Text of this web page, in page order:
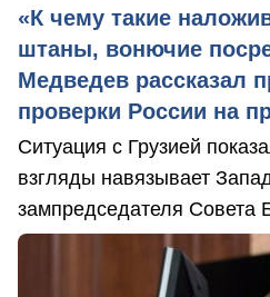
«К чему такие
штаны, вонючие
Медведев рассказал
проверки России на
Ситуация с Грузией
взгляды навязывает
зампредседателя Совета